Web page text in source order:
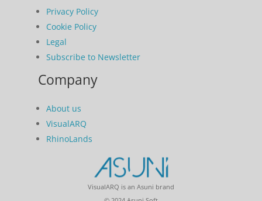
Privacy Policy
Cookie Policy
Legal
Subscribe to Newsletter
Company
About us
VisualARQ
RhinoLands
VisualARQ is an Asuni brand